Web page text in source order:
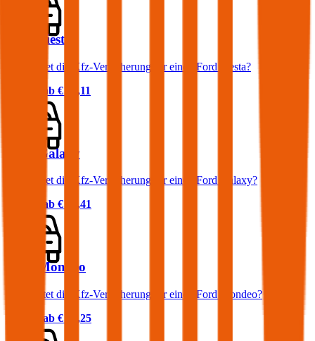
Ford Fiesta
Was kostet die Kfz-Versicherung für einen Ford Fiesta?
Prämie ab € 36,11
Ford Galaxy
Was kostet die Kfz-Versicherung für einen Ford Galaxy?
Prämie ab € 90,41
Ford Mondeo
Was kostet die Kfz-Versicherung für einen Ford Mondeo?
Prämie ab € 58,25